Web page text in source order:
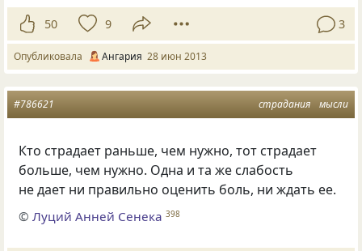
50 9 3
Опубликовала Ангария 28 июн 2013
страдания мысли
#786621
Кто страдает раньше, чем нужно, тот страдает
больше, чем нужно. Одна и та же слабость
не дает ни правильно оценить боль, ни ждать ее.
©Луций Анней Сенека 398